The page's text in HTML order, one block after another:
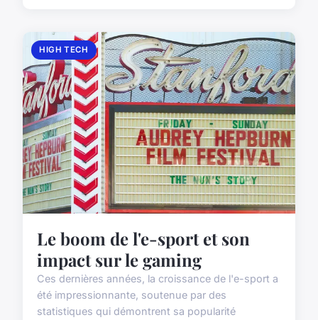
HIGH TECH
Le boom de l'e-sport et son
impact sur le gaming
Ces dernières années, la croissance de l'e-sport a
été impressionnante, soutenue par des
statistiques qui démontrent sa popularité